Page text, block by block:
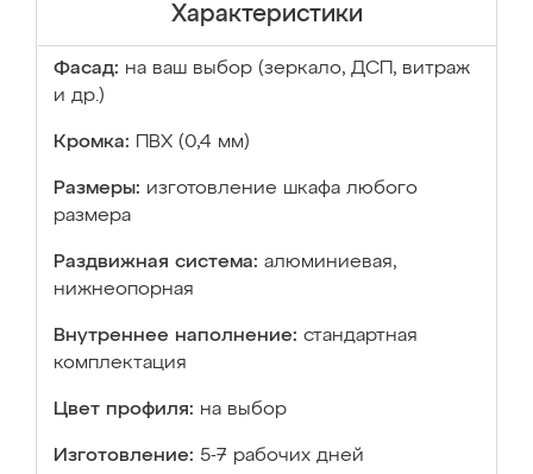
Характеристики
Фасад: на ваш выбор (зеркало, ДСП, витраж
и др.)
Кромка: ПВХ (0,4 мм)
Размеры: изготовление шкафа любого
размера
Раздвижная система: алюминиевая,
нижнеопорная
Внутреннее наполнение: стандартная
комплектация
Цвет профиля: на выбор
Изготовление: 5-7 рабочих дней